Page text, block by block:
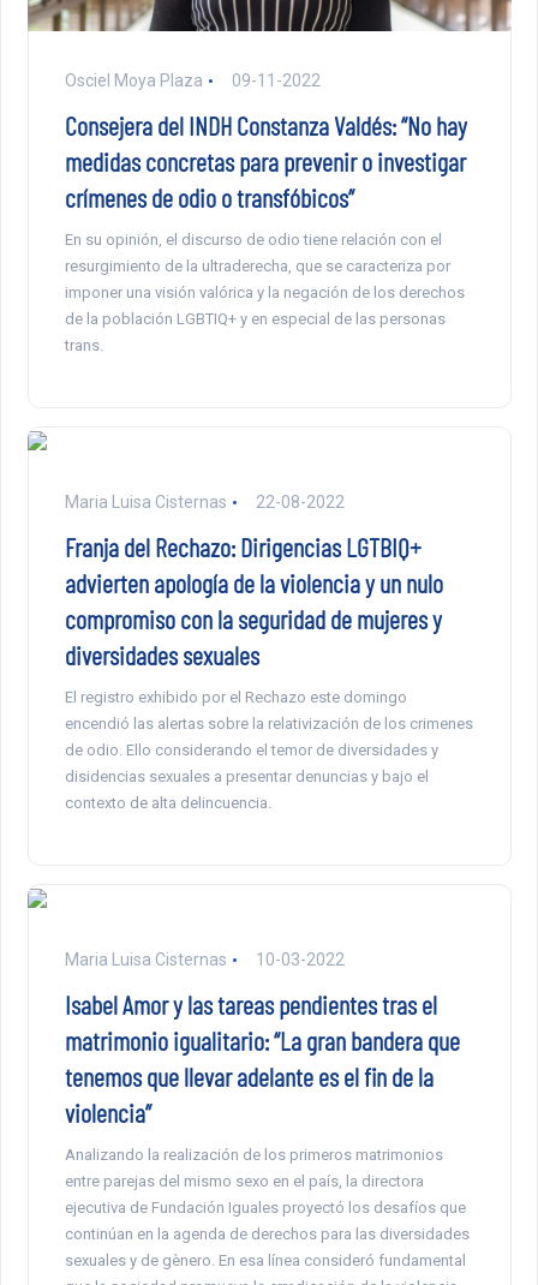
Osciel Moya Plaza 09-11-2022
Consejera del INDH Constanza Valdés: “No hay
medidas concretas para prevenir o investigar
crímenes de odio o transfóbicos”
En su opinión, el discurso de odio tiene relación con el
resurgimiento de la ultraderecha, que se caracteriza por
imponer una visión valórica y la negación de los derechos
de la población LGBTIQ+ y en especial de las personas
trans.
Maria Luisa Cisternas 22-08-2022
Franja del Rechazo: Dirigencias LGTBIQ+
advierten apología de la violencia y un nulo
compromiso con la seguridad de mujeres y
diversidades sexuales
El registro exhibido por el Rechazo este domingo
encendió las alertas sobre la relativización de los crimenes
de odio. Ello considerando el temor de diversidades y
disidencias sexuales a presentar denuncias y bajo el
contexto de alta delincuencia.
Maria Luisa Cisternas 10-03-2022
Isabel Amor y las tareas pendientes tras el
matrimonio igualitario: “La gran bandera que
tenemos que llevar adelante es el fin de la
violencia”
Analizando la realización de los primeros matrimonios
entre parejas del mismo sexo en el país, la directora
ejecutiva de Fundación Iguales proyectó los desafíos que
continúan en la agenda de derechos para las diversidades
sexuales y de gènero. En esa línea consideró fundamental